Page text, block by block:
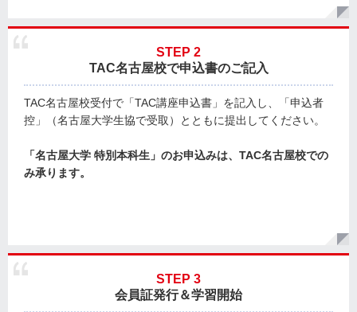
STEP 2
TAC名古屋校で申込書のご記入
TAC名古屋校受付で「TAC講座申込書」を記入し、「申込者
控」（名古屋大学生協で受取）とともに提出してください。
「名古屋大学 特別本科生」のお申込みは、TAC名古屋校での
み承ります。
STEP 3
会員証発行＆学習開始